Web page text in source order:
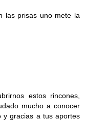
las prisas uno mete la
estos rincones,
mucho a conocer
y gracias a tus aportes